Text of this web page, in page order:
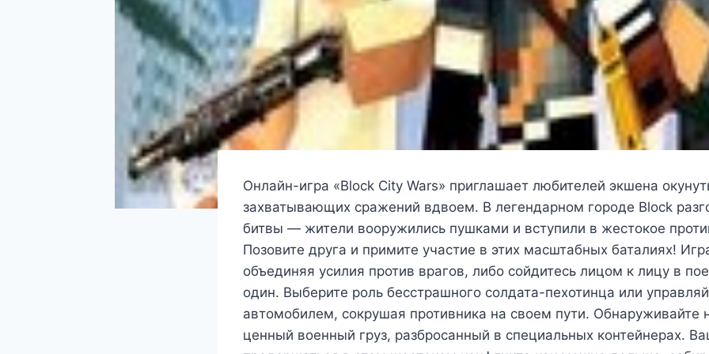
Онлайн-игра «Block City Wars» приглашает любителей экшена
захватывающих сражений вдвоем. В легендарном городе Block
битвы — жители вооружились пушками и вступили в жестокое
Позовите друга и примите участие в этих масштабных баталиях!
объединяя усилия против врагов, либо сойдитесь лицом к лицу в
один. Выберите роль бесстрашного солдата-пехотинца или
автомобилем, сокрушая противника на своем пути. Обнаруживайте
ценный военный груз, разбросанный в специальных контейнерах.